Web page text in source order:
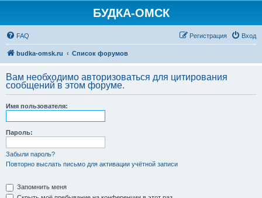
БУДКА-ОМСК
FAQ Вход
Регистрация
budka-omsk.ru Список форумов
Вам необходимо авторизоваться для цитирования
сообщений в этом форуме.
Имя пользователя:
Пароль:
Забыли пароль?
Повторно выслать письмо для активации учётной записи
Запомнить меня